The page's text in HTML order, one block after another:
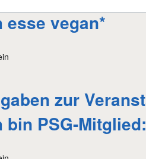
esse vegan*
zur
bin PSG-Mitglied: